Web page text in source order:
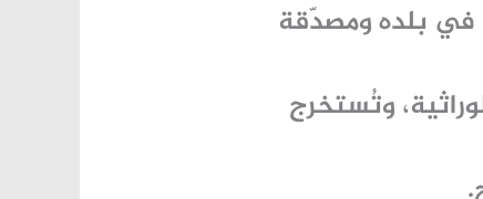
في بلده ومصدّقة
وتُستخرج